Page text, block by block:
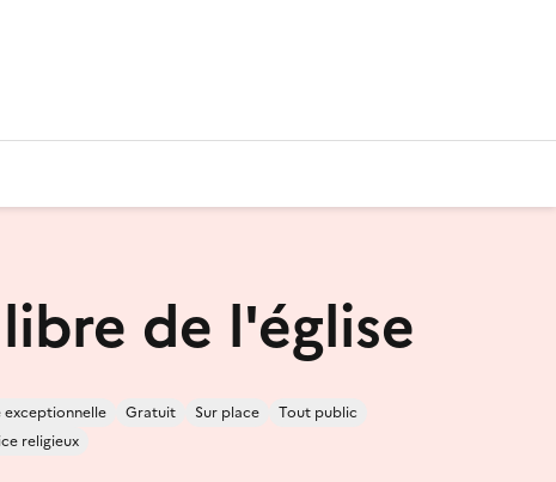
de l'église
exceptionnelle Gratuit Sur place
Tout public
religieux